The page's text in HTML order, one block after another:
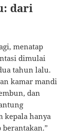
dari
menatap
dimulai
tahun lalu.
kamar mandi
dan
kepala hanya
berantakan.”